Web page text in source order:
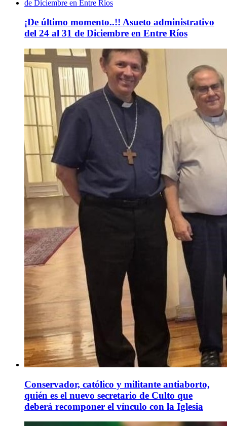
¡De último momento..!! Asueto administrativo
del 24 al 31 de Diciembre en Entre Ríos
Conservador, católico y militante antiaborto,
quién es el nuevo secretario de Culto que
deberá recomponer el vínculo con la Iglesia